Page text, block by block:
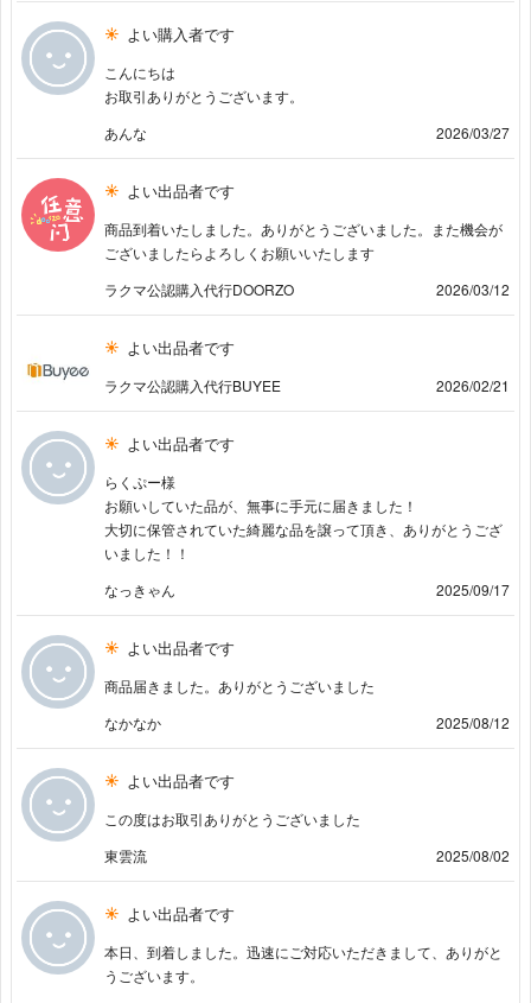
よい購入者です
こんにちは
お取引ありがとうございます。
あんな
2026/03/27
よい出品者です
商品到着いたしました。ありがとうございました。また機会が
ございましたらよろしくお願いいたします
ラクマ公認購入代行DOORZO
2026/03/12
よい出品者です
ラクマ公認購入代行BUYEE 2026/02/21
よい出品者です
らくぷー様
お願いしていた品が、無事に手元に届きました！
大切に保管されていた綺麗な品を譲って頂き、ありがとうござ
いました！！
なっきゃん
2025/09/17
よい出品者です
商品届きました。ありがとうございました
なかなか
2025/08/12
よい出品者です
この度はお取引ありがとうございました
東雲流
2025/08/02
よい出品者です
本日、到着しました。迅速にご対応いただきまして、ありがと
うございます。